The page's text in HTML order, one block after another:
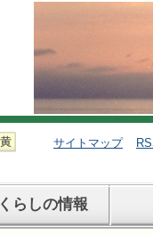
サイトマップ
くらしの情報